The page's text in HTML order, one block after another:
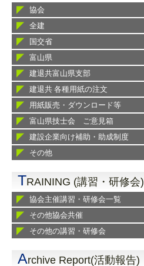
協会
全建
国交省
富山県
建退共富山県支部
建退共 各種用紙の注文
用紙販売・ダウンロード等
富山県技士会 ご意見箱
建設企業向け補助・助成制度
その他
TRAINING (講習・研修会)
協会主催講習・研修会一覧
その他協会共催
その他の講習・研修会
Archive Report(活動報告)